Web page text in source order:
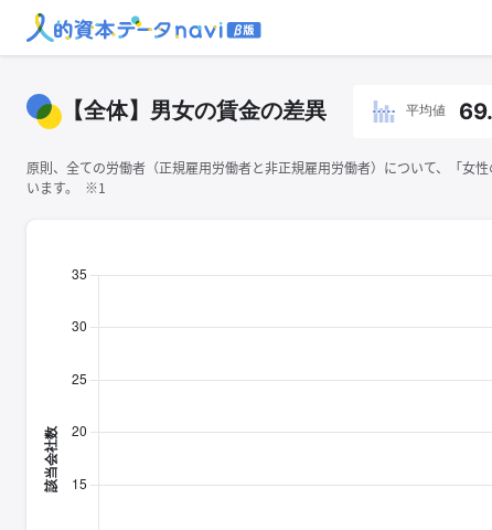
【全体】男女の賃金の差異 平均値
原則、全ての労働者（正規雇用労働者と非正規雇用労働者）について、「
います。 ※1